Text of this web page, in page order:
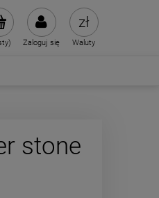
Zaloguj się Waluty
stone